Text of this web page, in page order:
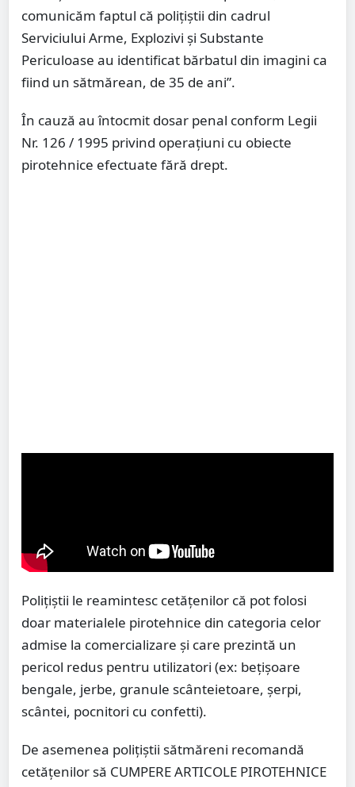
comunicăm faptul că polițiștii din cadrul
Serviciului Arme, Explozivi și Substante
Periculoase au identificat bărbatul din imagini ca
fiind un sătmărean, de 35 de ani”.
În cauză au întocmit dosar penal conform Legii
Nr. 126 / 1995 privind operațiuni cu obiecte
pirotehnice efectuate fără drept.
Polițiștii le reamintesc cetăţenilor că pot folosi
doar materialele pirotehnice din categoria celor
admise la comercializare și care prezintă un
pericol redus pentru utilizatori (ex: beţişoare
bengale, jerbe, granule scânteietoare, şerpi,
scântei, pocnitori cu confetti).
De asemenea polițiștii sătmăreni recomandă
cetățenilor să CUMPERE ARTICOLE PIROTEHNICE